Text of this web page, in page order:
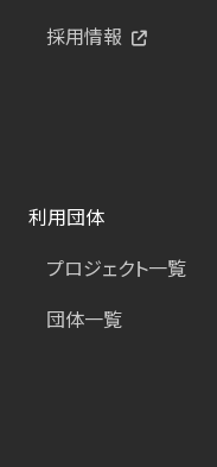
採用情報
利用団体
プロジェクト一覧
団体一覧